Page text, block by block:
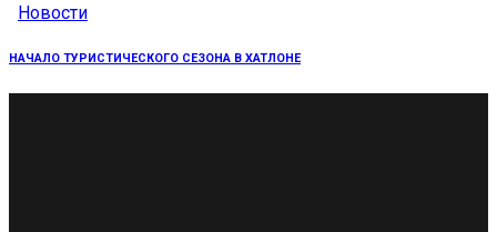
Новости
НАЧАЛО ТУРИСТИЧЕСКОГО СЕЗОНА В ХАТЛОНЕ